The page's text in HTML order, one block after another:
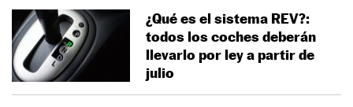
¿Qué es el sistema REV?:
todos los coches deberán
llevarlo por ley a partir de
julio